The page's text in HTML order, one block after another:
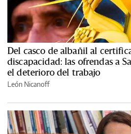
Del casco de albañil al
discapacidad: las ofrendas a
el deterioro del trabajo
León Nicanoff